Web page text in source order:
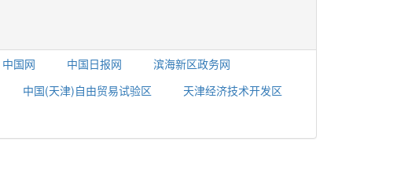
中国网 中国日报网
滨海新区政务网
中国(天津)自由贸易试验区
天津经济技术开发区